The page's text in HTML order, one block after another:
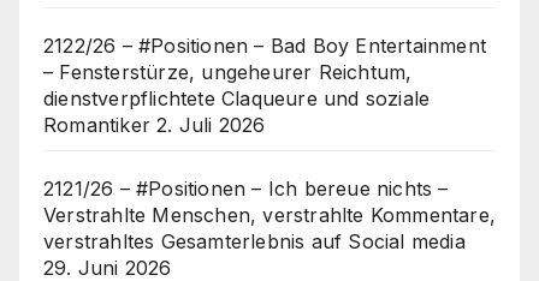
2122/26 – #Positionen – Bad Boy Entertainment
– Fensterstürze, ungeheurer Reichtum,
dienstverpflichtete Claqueure und soziale
Romantiker 2. Juli 2026
2121/26 – #Positionen – Ich bereue nichts –
Verstrahlte Menschen, verstrahlte Kommentare,
verstrahltes Gesamterlebnis auf Social media
29. Juni 2026